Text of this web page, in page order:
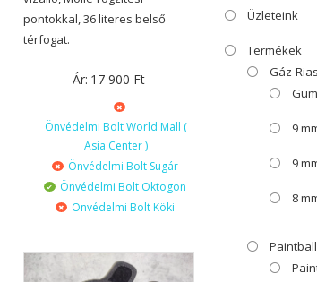
pontokkal, 36 literes belső
térfogat.
Ár: 17 900 Ft
Önvédelmi Bolt World Mall (
Asia Center )
Önvédelmi Bolt Sugár
Önvédelmi Bolt Oktogon
Önvédelmi Bolt Köki
Üzleteink
Termékek
Gáz-
9
9
8